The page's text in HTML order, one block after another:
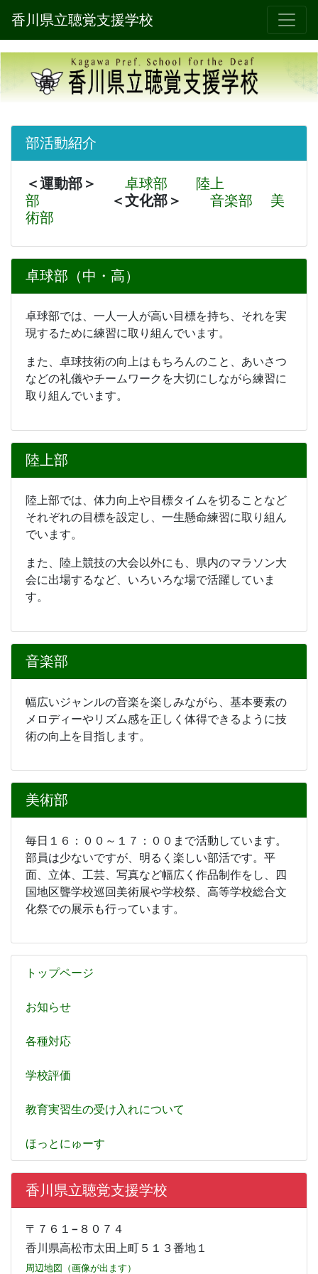
香川県立聴覚支援学校
トップページ
お知らせ
各種対応
学校評価
教育実習生の受け入れについて
ほっとにゅーす
香川県立聴覚支援学校
〒７６１−８０７４
香川県高松市太田上町５１３番地１
周辺地図（画像が出ます）
部活動紹介
＜運動部＞ 卓球部
陸上
部
＜文化部＞ 音楽部
美
術部
卓球部（中・高）
卓球部では、一人一人が高い目標を持ち、それを実
現するために練習に取り組んでいます。
また、卓球技術の向上はもちろんのこと、あいさつ
などの礼儀やチームワークを大切にしながら練習に
取り組んでいます。
陸上部
陸上部では、体力向上や目標タイムを切ることなど
それぞれの目標を設定し、一生懸命練習に取り組ん
でいます。
また、陸上競技の大会以外にも、県内のマラソン大
会に出場するなど、いろいろな場で活躍していま
す。
音楽部
幅広いジャンルの音楽を楽しみながら、基本要素の
メロディーやリズム感を正しく体得できるように技
術の向上を目指します。
美術部
毎日１６：００～１７：００まで活動しています。
部員は少ないですが、明るく楽しい部活です。平
面、立体、工芸、写真など幅広く作品制作をし、四
国地区聾学校巡回美術展や学校祭、高等学校総合文
化祭での展示も行っています。